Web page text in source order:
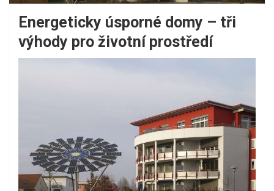
Energeticky úsporné domy – tři
výhody pro životní prostředí